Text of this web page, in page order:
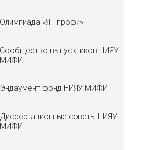
Олимпиада «Я - профи»
Сообщество выпускников НИЯУ
МИФИ
Эндаумент-фонд НИЯУ МИФИ
Диссертационные советы НИЯУ
МИФИ